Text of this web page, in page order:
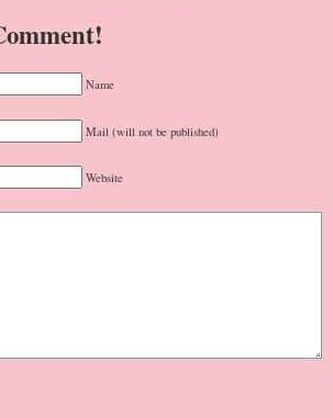
Name
Mail (will not be published)
Website